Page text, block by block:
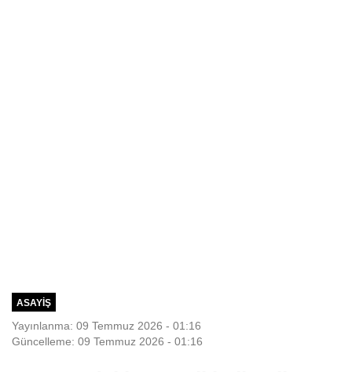
ASAYIŞ
Yayınlanma: 09 Temmuz 2026 - 01:16
Güncelleme: 09 Temmuz 2026 - 01:16